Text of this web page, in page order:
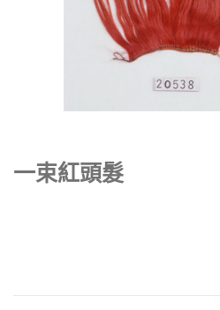
一束紅頭髮